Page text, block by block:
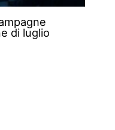
di luglio